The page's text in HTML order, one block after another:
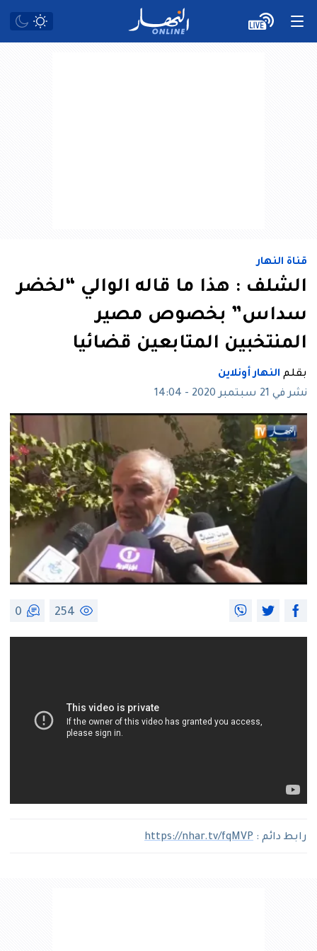
قناة النهار
الشلف : هذا ما قاله الوالي “لخضر
سداس” بخصوص مصير
المنتخبين المتابعين قضائيا
بقلم النهار أونلاين
نشر في 21 سبتمبر 2020 - 14:04
254
0
رابط دائم : https://nhar.tv/fqMVP